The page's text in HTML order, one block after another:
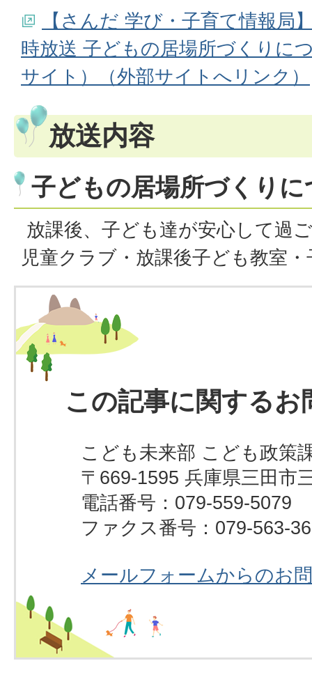
【さんだ 学び・子育て情報局
時放送 子どもの居場所づくりに
サイト）（外部サイトへリンク）
放送内容
子どもの居場所づくりに
放課後、子ども達が安心して過
児童クラブ・放課後子ども教室
この記事に関するお
こども未来部 こども政策
〒669-1595 兵庫県三田市
電話番号：079-559-5079
ファクス番号：079-563-
メールフォームからのお